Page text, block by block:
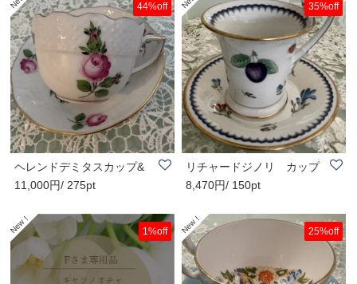
44%off
ヘレンドデミタスカップ&
ソ−サ−
11,000円/ 275pt
35%off
リチャードジノリ カップ
&ソ−サ−
8,470円/ 150pt
1%off 25%off